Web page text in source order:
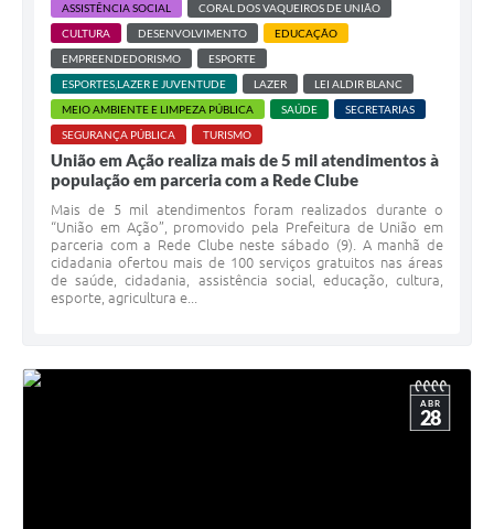
ASSISTÊNCIA SOCIAL
CORAL DOS VAQUEIROS DE UNIÃO
CULTURA
DESENVOLVIMENTO
EDUCAÇÃO
EMPREENDEDORISMO
ESPORTE
ESPORTES,LAZER E JUVENTUDE
LAZER
LEI ALDIR BLANC
MEIO AMBIENTE E LIMPEZA PÚBLICA
SAÚDE
SECRETARIAS
SEGURANÇA PÚBLICA
TURISMO
União em Ação realiza mais de 5 mil atendimentos à
população em parceria com a Rede Clube
Mais de 5 mil atendimentos foram realizados durante o
“União em Ação”, promovido pela Prefeitura de União em
parceria com a Rede Clube neste sábado (9). A manhã de
cidadania ofertou mais de 100 serviços gratuitos nas áreas
de saúde, cidadania, assistência social, educação, cultura,
esporte, agricultura e...
ABR
28